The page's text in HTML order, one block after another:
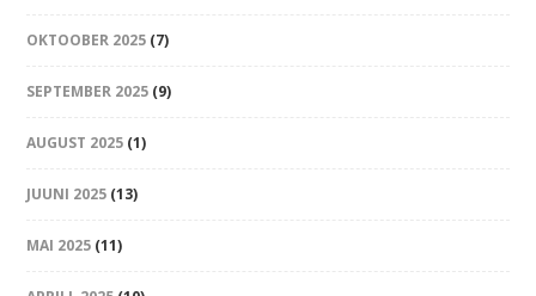
OKTOOBER 2025 (7)
SEPTEMBER 2025 (9)
AUGUST 2025 (1)
JUUNI 2025 (13)
MAI 2025 (11)